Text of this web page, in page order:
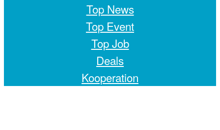
Top News
Top Event
Top Job
Deals
Kooperation